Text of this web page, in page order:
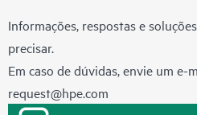
Informações, respostas e
precisar.
Em caso de dúvidas, envie um e-
request@hpe.com